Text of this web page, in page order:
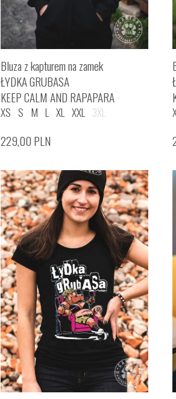
Bluza z kapturem na zamek
ŁYDKA GRUBASA
KEEP CALM AND RAPAPARA
XS S M L XL XXL 3XL
229,00 PLN